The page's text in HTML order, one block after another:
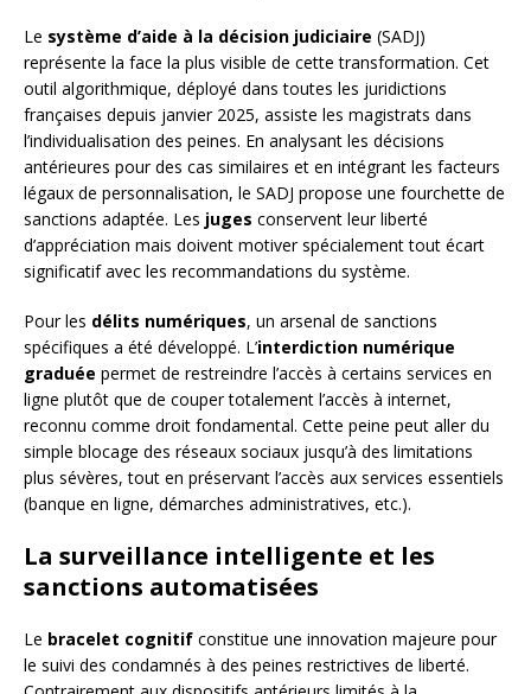
Le système d’aide à la décision judiciaire (SADJ)
représente la face la plus visible de cette transformation. Cet
outil algorithmique, déployé dans toutes les juridictions
françaises depuis janvier 2025, assiste les magistrats dans
l’individualisation des peines. En analysant les décisions
antérieures pour des cas similaires et en intégrant les facteurs
légaux de personnalisation, le SADJ propose une fourchette de
sanctions adaptée. Les juges conservent leur liberté
d’appréciation mais doivent motiver spécialement tout écart
significatif avec les recommandations du système.
Pour les délits numériques, un arsenal de sanctions
spécifiques a été développé. L’interdiction numérique
graduée permet de restreindre l’accès à certains services en
ligne plutôt que de couper totalement l’accès à internet,
reconnu comme droit fondamental. Cette peine peut aller du
simple blocage des réseaux sociaux jusqu’à des limitations
plus sévères, tout en préservant l’accès aux services essentiels
(banque en ligne, démarches administratives, etc.).
La surveillance intelligente et les
sanctions automatisées
Le bracelet cognitif constitue une innovation majeure pour
le suivi des condamnés à des peines restrictives de liberté.